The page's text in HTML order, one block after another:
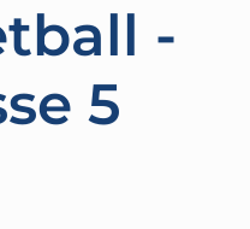
-
5